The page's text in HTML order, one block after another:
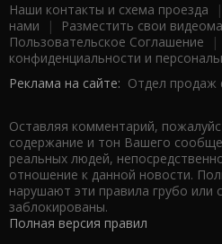
Наши контакты и схема проезда |
нами | Разместить свои
Пользовательское Соглашение |
конфиденциальности и
Реклама на сайте: Отдел продаж
Оставляя комментарий,
содержание и тон Вашего
реальных людей,
отношение к данной новости.
нарушают эти правила грубо или
заблокированы.
Полная версия правил